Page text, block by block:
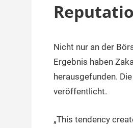
28.
Juni
2019
terminal-
y
Sapere
aude
Nicht nur an der
Ergebnis haben
herausgefunden.
veröffentlicht.
„This tendency